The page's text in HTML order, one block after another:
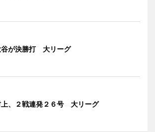
谷が決勝打 大リーグ
、２戦連発２６号 大リーグ